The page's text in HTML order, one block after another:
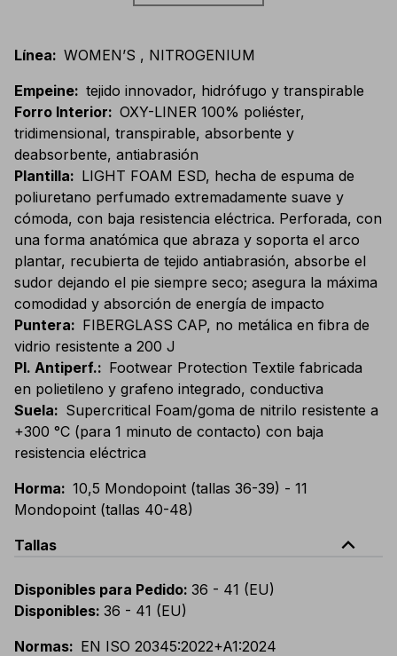
Línea: WOMEN’S , NITROGENIUM
Empeine: tejido innovador, hidrófugo y transpirable
Forro Interior: OXY-LINER 100% poliéster,
tridimensional, transpirable, absorbente y
deabsorbente, antiabrasión
Plantilla: LIGHT FOAM ESD, hecha de espuma de
poliuretano perfumado extremadamente suave y
cómoda, con baja resistencia eléctrica. Perforada, con
una forma anatómica que abraza y soporta el arco
plantar, recubierta de tejido antiabrasión, absorbe el
sudor dejando el pie siempre seco; asegura la máxima
comodidad y absorción de energía de impacto
Puntera: FIBERGLASS CAP, no metálica en fibra de
vidrio resistente a 200 J
Pl. Antiperf.: Footwear Protection Textile fabricada
en polietileno y grafeno integrado, conductiva
Suela: Supercritical Foam/goma de nitrilo resistente a
+300 °C (para 1 minuto de contacto) con baja
resistencia eléctrica
Horma: 10,5 Mondopoint (tallas 36-39) - 11
Mondopoint (tallas 40-48)
Tallas
expand_less
Disponibles para Pedido: 36 - 41 (EU)
Disponibles: 36 - 41 (EU)
Normas: EN ISO 20345:2022+A1:2024